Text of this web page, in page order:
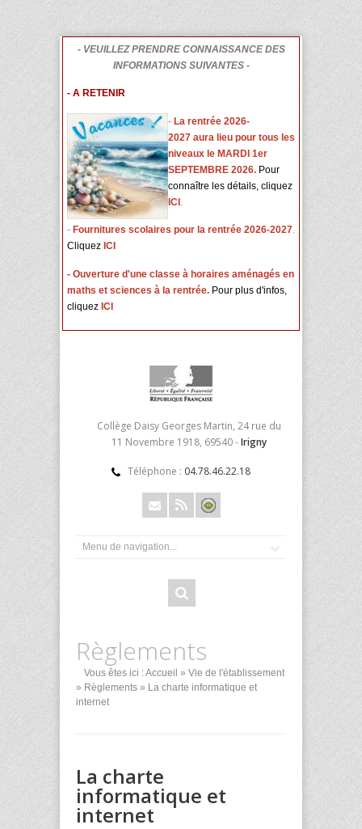
- VEUILLEZ PRENDRE CONNAISSANCE DES
INFORMATIONS SUIVANTES -
- A RETENIR
- La rentrée 2026-
2027 aura lieu pour tous les
niveaux le MARDI 1er
SEPTEMBRE 2026. Pour
connaître les détails, cliquez
ICI
- Fournitures scolaires pour la rentrée 2026-2027.
Cliquez ICI
- Ouverture d'une classe à horaires aménagés en
maths et sciences à la rentrée. Pour plus d'infos,
cliquez ICI
Collège Daisy Georges Martin, 24 rue du
11 Novembre 1918, 69540 -Irigny
Téléphone : 04.78.46.22.18
Règlements
Vous êtes ici :Accueil » Vie de l'établissement
» Règlements » La charte informatique et
internet
La charte
informatique et
internet